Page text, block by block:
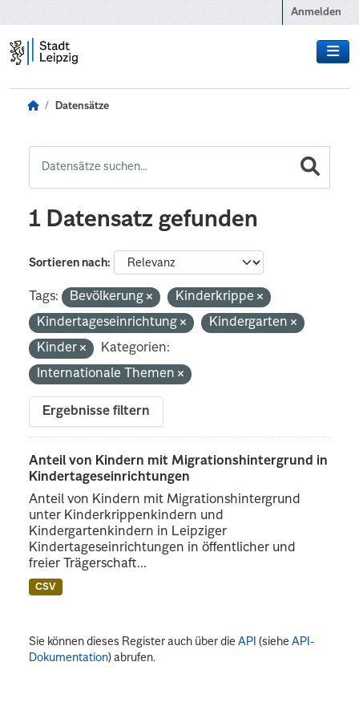
Anmelden
Datensätze
1 Datensatz gefunden
Sortieren nach
Tags: Bevölkerung
Kinderkrippe
Kindertageseinrichtung
Kindergarten
Kinder
Kategorien:
Internationale Themen
Ergebnisse filtern
Anteil von Kindern mit Migrationshintergrund in
Kindertageseinrichtungen
Anteil von Kindern mit Migrationshintergrund
unter Kinderkrippenkindern und
Kindergartenkindern in Leipziger
Kindertageseinrichtungen in öffentlicher und
freier Trägerschaft...
CSV
Sie können dieses Register auch über dieAPI (sieheAPI-
Dokumentation) abrufen.